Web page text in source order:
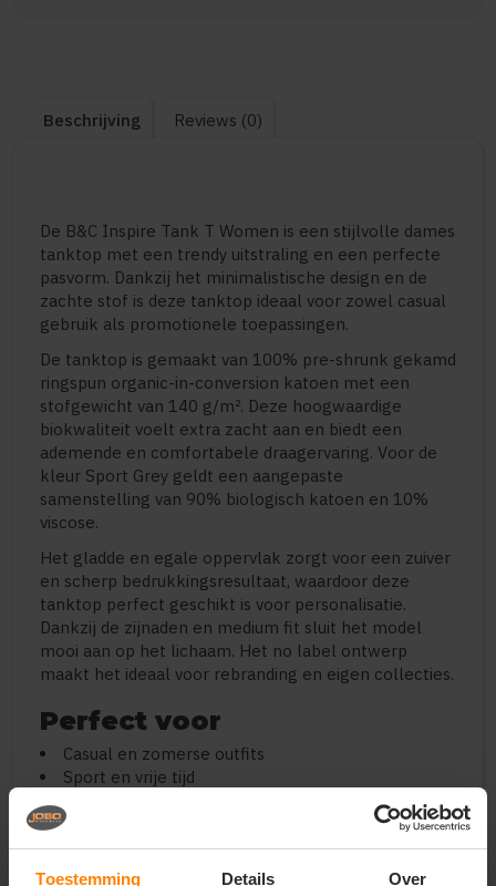
Toestemming Details Over
Beschrijving Reviews (0)
De B&C Inspire Tank T Women is een stijlvolle dames
tanktop met een trendy uitstraling en een perfecte
pasvorm. Dankzij het minimalistische design en de
zachte stof is deze tanktop ideaal voor zowel casual
gebruik als promotionele toepassingen.
De tanktop is gemaakt van 100% pre-shrunk gekamd
ringspun organic-in-conversion katoen met een
stofgewicht van 140 g/m². Deze hoogwaardige
biokwaliteit voelt extra zacht aan en biedt een
ademende en comfortabele draagervaring. Voor de
kleur Sport Grey geldt een aangepaste
samenstelling van 90% biologisch katoen en 10%
viscose.
Het gladde en egale oppervlak zorgt voor een zuiver
en scherp bedrukkingsresultaat, waardoor deze
tanktop perfect geschikt is voor personalisatie.
Dankzij de zijnaden en medium fit sluit het model
mooi aan op het lichaam. Het no label ontwerp
maakt het ideaal voor rebranding en eigen collecties.
Perfect voor
Casual en zomerse outfits
Sport en vrije tijd
Duurzame en biologische collecties
Promotie en merchandising